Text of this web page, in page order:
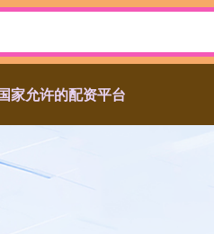
家允许的配资平台